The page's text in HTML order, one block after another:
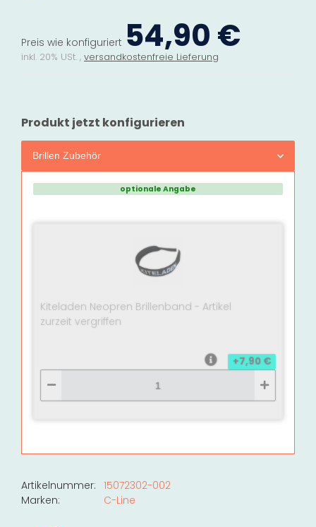
Preis wie konfiguriert 54,90 €
inkl. 20% USt. , versandkostenfreie Lieferung
Produkt jetzt konfigurieren
Brillen Zubehör
optionale Angabe
Kiteladen Neopren Brillenband - Artikel
zurzeit vergriffen
+7,90 €
Artikelnummer: 15072302-002
Marken:
C-Line